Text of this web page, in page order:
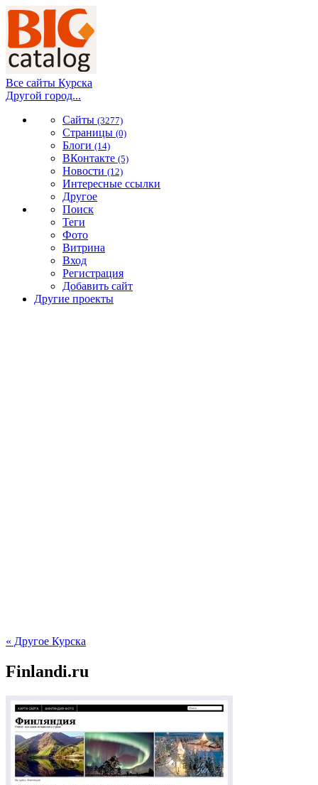
Все сайты Курска
Другой город...
Сайты (3277)
Страницы (0)
Блоги (14)
ВКонтакте (5)
Новости (12)
Интересные ссылки
Другое
Поиск
Теги
Фото
Витрина
Вход
Регистрация
Добавить сайт
Другие проекты
« Другое Курска
Finlandi.ru